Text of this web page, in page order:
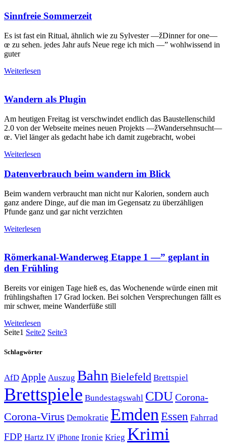
Sinnfreie Sommerzeit
Es ist fast ein Ritual, ähnlich wie zu Sylvester —žDinner for one—
œ zu sehen. jedes Jahr aufs Neue rege ich mich —” wohlwissend in
guter
Weiterlesen
Wandern als Plugin
Am heutigen Freitag ist verschwindet endlich das Baustellenschild
2.0 von der Webseite meines neuen Projekts —žWandersehnsucht—
œ. Viel länger als gedacht habe ich damit zugebracht, wobei
Weiterlesen
Datenverbrauch beim wandern im Blick
Beim wandern verbraucht man nicht nur Kalorien, sondern auch
ganz andere Dinge, auf die man im Gegensatz zu überzähligen
Pfunde ganz und gar nicht verzichten
Weiterlesen
Römerkanal-Wanderweg Etappe 1 —” geplant in
den Frühling
Bereits vor einigen Tage hieß es, das Wochenende würde einen mit
frühlingshaften 17 Grad locken. Bei solchen Versprechungen fällt es
mir schwer, meine Wanderfüße still
Weiterlesen
Seite1 Seite2 Seite3
Schlagwörter
AfD Apple Auszug Bahn Bielefeld Brettspiel
Brettspiele Bundestagswahl CDUCorona-
Corona-Virus Demokratie Emden Essen Fahrrad
FDP Hartz IV iPhone Ironie Krieg Krimi